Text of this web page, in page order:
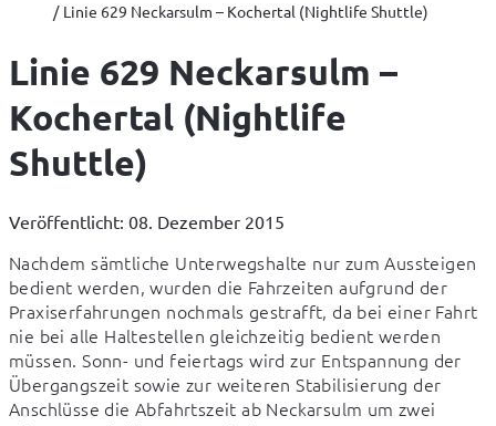
Linie 629 Neckarsulm – Kochertal (Nightlife Shuttle)
Linie 629 Neckarsulm –
Kochertal (Nightlife
Shuttle)
Veröffentlicht: 08. Dezember 2015
Nachdem sämtliche Unterwegshalte nur zum Aussteigen
bedient werden, wurden die Fahrzeiten aufgrund der
Praxiserfahrungen nochmals gestrafft, da bei einer Fahrt
nie bei alle Haltestellen gleichzeitig bedient werden
müssen. Sonn- und feiertags wird zur Entspannung der
Übergangszeit sowie zur weiteren Stabilisierung der
Anschlüsse die Abfahrtszeit ab Neckarsulm um zwei